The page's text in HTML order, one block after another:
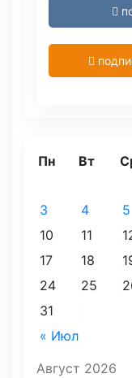
Август 2026
Пн Вт
« Июл
3
4 5
10
11
17
18
24
25
31